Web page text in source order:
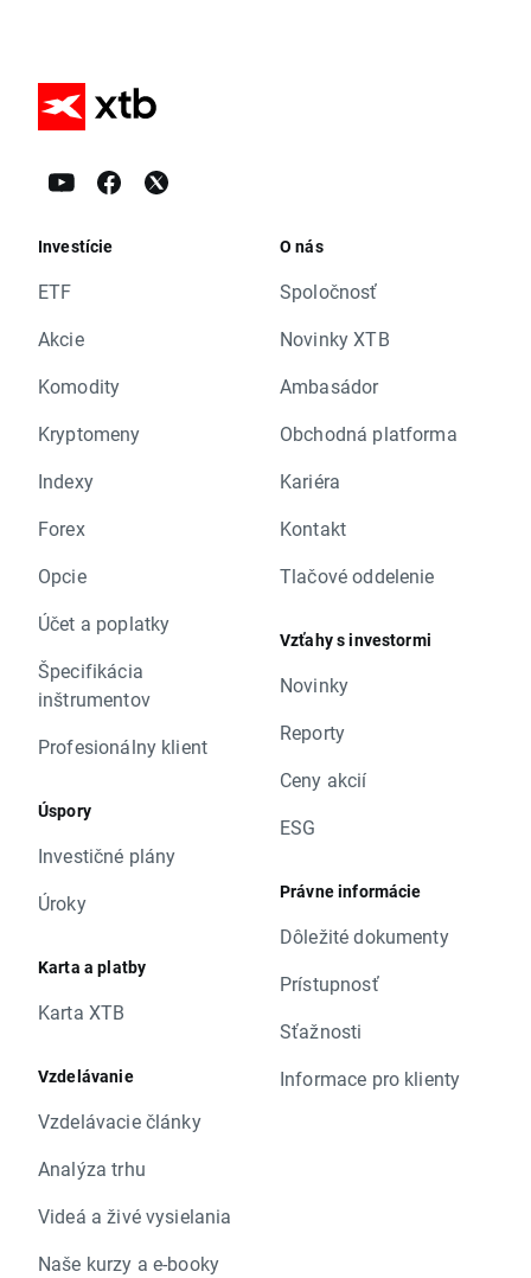
Investície
ETF
Akcie
Komodity
Kryptomeny
Indexy
Forex
Opcie
Účet a poplatky
Špecifikácia
inštrumentov
Profesionálny klient
Úspory
Investičné plány
Úroky
Karta a platby
Karta XTB
Vzdelávanie
Vzdelávacie články
Analýza trhu
Videá a živé vysielania
Naše kurzy a e-booky
O nás
Spoločnosť
Novinky XTB
Ambasádor
Obchodná platforma
Kariéra
Kontakt
Tlačové oddelenie
Vzťahy s investormi
Novinky
Reporty
Ceny akcií
ESG
Právne informácie
Dôležité dokumenty
Prístupnosť
Sťažnosti
Informace pro klienty